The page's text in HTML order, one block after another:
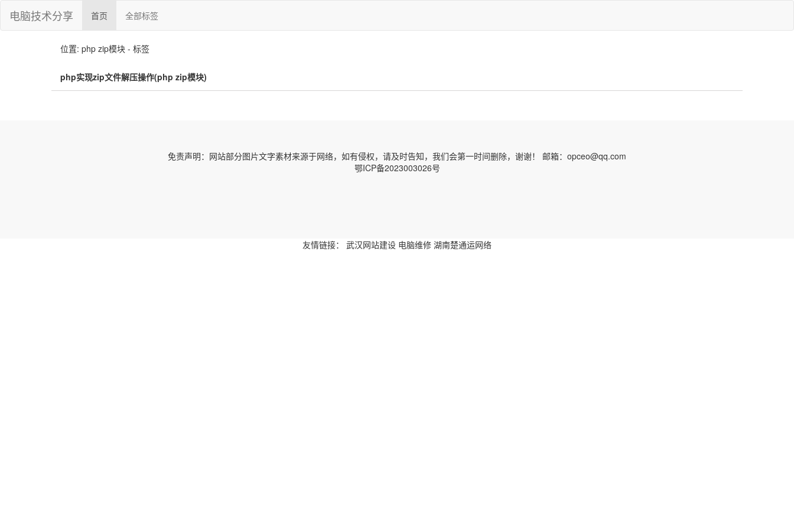
电脑技术分享 首页 全部标签
位置: php zip模块 - 标签
php实现zip文件解压操作(php zip模块)
免责声明：网站部分图片文字素材来源于网络，如有侵权，请及时告知，我们会第一时间删除，谢谢！ 邮箱：opceo@qq.com
鄂ICP备2023003026号
友情链接： 武汉网站建设 电脑维修 湖南楚通运网络